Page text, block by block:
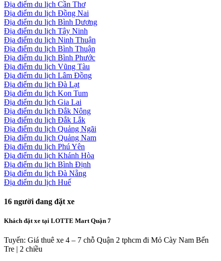
Địa điểm du lịch Cần Thơ
Địa điểm du lịch Đồng Nai
Địa điểm du lịch Bình Dương
Địa điểm du lịch Tây Ninh
Địa điểm du lịch Ninh Thuận
Địa điểm du lịch Bình Thuận
Địa điểm du lịch Bình Phước
Địa điểm du lịch Vũng Tàu
Địa điểm du lịch Lâm Đồng
Địa điểm du lịch Đà Lạt
Địa điểm du lịch Kon Tum
Địa điểm du lịch Gia Lai
Địa điểm du lịch Đắk Nông
Địa điểm du lịch Đắk Lắk
Địa điểm du lịch Quảng Ngãi
Địa điểm du lịch Quảng Nam
Địa điểm du lịch Phú Yên
Địa điểm du lịch Khánh Hòa
Địa điểm du lịch Bình Định
Địa điểm du lịch Đà Nẵng
Địa điểm du lịch Huế
16 người đang đặt xe
Khách đặt xe tại LOTTE Mart Quận 7
Tuyến: Giá thuê xe 4 – 7 chỗ Quận 2 tphcm đi Mỏ Cày Nam Bến
Tre | 2 chiều